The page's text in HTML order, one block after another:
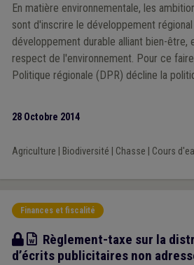
En matière environnementale, les
sont d'inscrire le développement
développement durable alliant bien-être,
respect de l'environnement. Pour ce
Politique régionale (DPR) décline la
28 Octobre 2014
Agriculture Biodiversité Chasse Cours
Finances et fiscalité
Modèle
Règlement-taxe sur la
d’écrits publicitaires non